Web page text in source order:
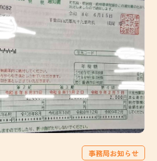
事務局お知らせ